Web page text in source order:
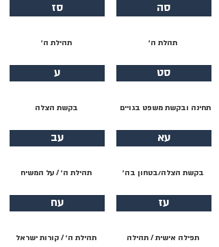
סה
תהלת ה׳
סט
תחינה ובקשת משפט בגויים
עא
בקשת הצלה/בטחון בה׳
עז
תפילה אישית / תהילה
סז
תהילת ה׳
ע
בקשת הצלה
עב
תהילת ה׳ / על המשיח
עח
תהילת ה׳ / קורות ישראל